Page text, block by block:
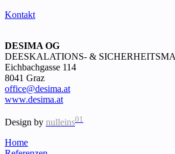
Kontakt
DESIMA OG
DEESKALATIONS- &
Eichbachgasse 114
8041 Graz
office@desima.at
www.desima.at
Design by nulleins01
Home